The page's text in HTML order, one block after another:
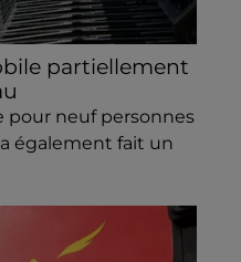
partiellement
pour neuf personnes
également fait un